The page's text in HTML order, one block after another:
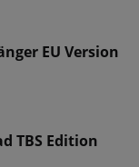
EU Version
TBS Edition